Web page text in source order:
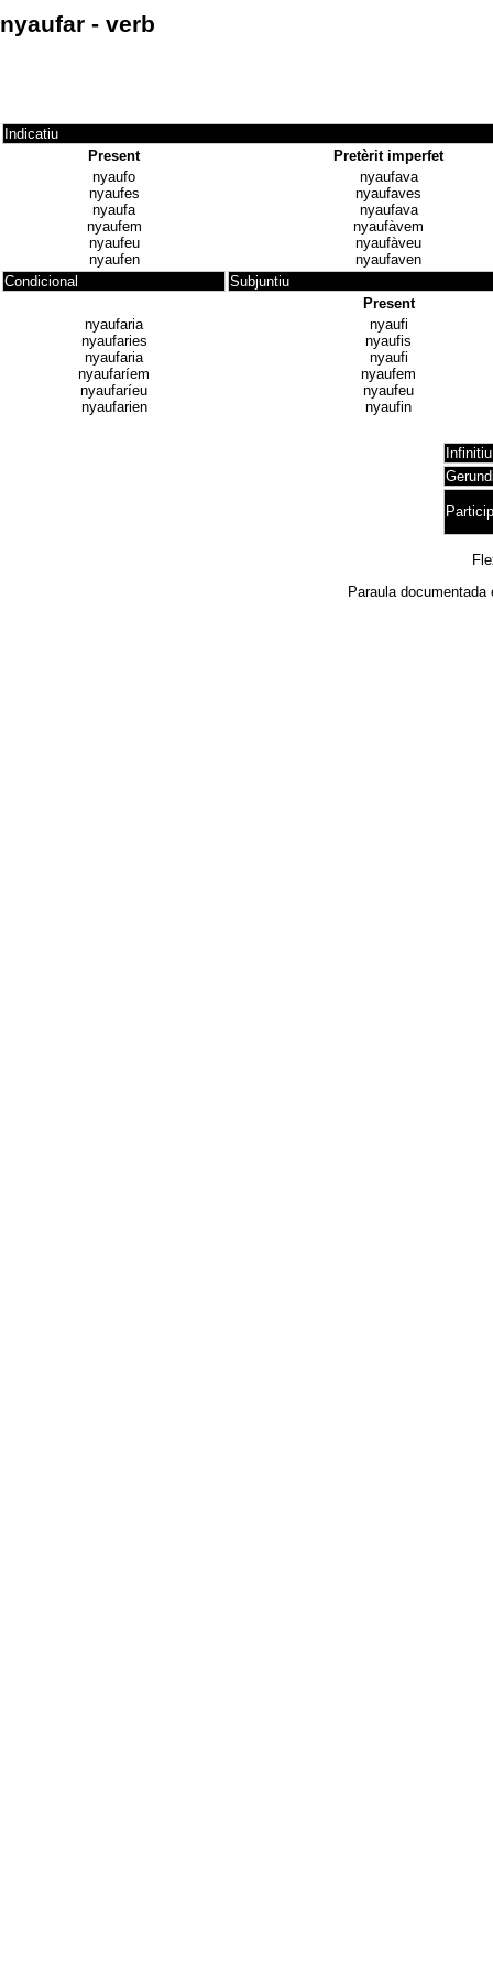
nyaufar - verb
Indicatiu
Present
Pretèrit imperfet
nyaufo
nyaufes
nyaufa
nyaufem
nyaufeu
nyaufen
nyaufava
nyaufaves
nyaufava
nyaufàvem
nyaufàveu
nyaufaven
Condicional
Subjuntiu
Present
nyaufaria
nyaufaries
nyaufaria
nyaufaríem
nyaufaríeu
nyaufarien
nyaufi
nyaufis
nyaufi
nyaufem
nyaufeu
nyaufin
Infinitiu
Paraula